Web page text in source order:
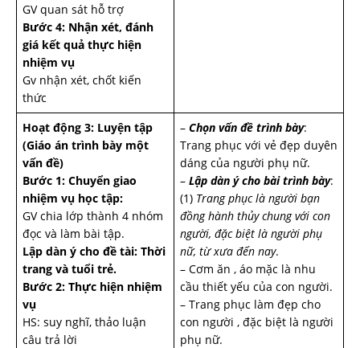
GV quan sát hỗ trợ
Bước 4: Nhận xét, đánh
giá kết quả thực hiện
nhiệm vụ
Gv nhận xét, chốt kiến
thức
Hoạt động 3: Luyện tập
(Giáo án trình bày một
vấn đề)
Bước 1: Chuyển giao
nhiệm vụ học tập:
GV chia lớp thành 4 nhóm
đọc và làm bài tập.
Lập dàn ý cho đề tài: Thời
trang và tuổi trẻ.
Bước 2: Thực hiện nhiệm
vụ
HS: suy nghĩ, thảo luận
câu trả lời
– Chọn vấn đề trình bày:
Trang phục với vẻ đẹp duyên
dáng của người phụ nữ.
– Lập dàn ý cho bài trình bày:
(1) Trang phục là người bạn
đồng hành thủy chung với con
người, đặc biệt là người phụ
nữ, từ xưa đến nay.
– Cơm ăn , áo mặc là nhu
cầu thiết yếu của con người.
– Trang phục làm đẹp cho
con người , đặc biệt là người
phụ nữ.